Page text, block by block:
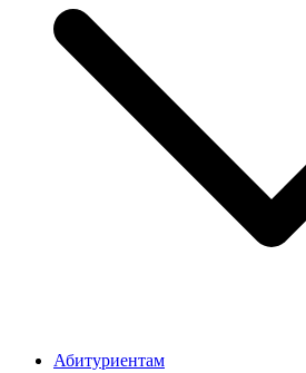
Абитуриентам